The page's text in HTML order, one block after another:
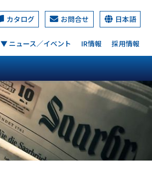
採用情報
IR情報
▼ ニュース／イベント
カタログ お問合せ 日本語